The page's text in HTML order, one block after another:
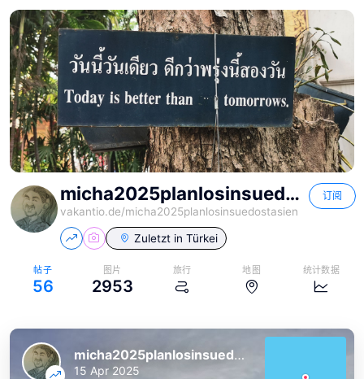
micha2025planlosinsuedostasien
vakantio.de/micha2025planlosinsuedostasien
订阅
Zuletzt in Türkei
帖子
56
图片
2953
旅行 地图 统计数据
micha2025planlosinsuedostasien
15 Apr 2025